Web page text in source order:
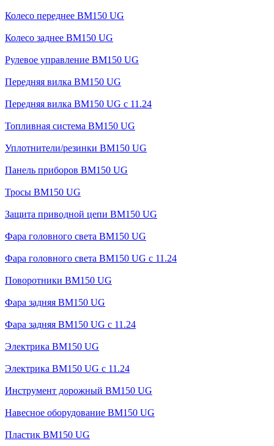
Колесо переднее BM150 UG
Колесо заднее BM150 UG
Рулевое управление BM150 UG
Передняя вилка BM150 UG
Передняя вилка BM150 UG с 11.24
Топливная система BM150 UG
Уплотнители/резинки BM150 UG
Панель приборов BM150 UG
Тросы BM150 UG
Защита приводной цепи BM150 UG
Фара головного света BM150 UG
Фара головного света BM150 UG c 11.24
Поворотники BM150 UG
Фара задняя BM150 UG
Фара задняя BM150 UG с 11.24
Электрика BM150 UG
Электрика BM150 UG c 11.24
Инструмент дорожный BM150 UG
Навесное оборудование BM150 UG
Пластик BM150 UG